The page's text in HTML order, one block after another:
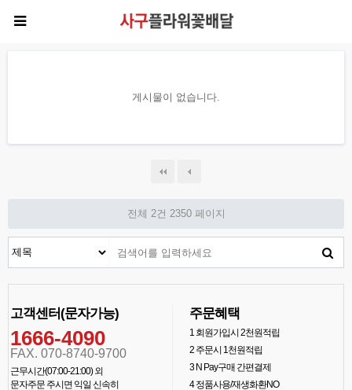
게시물이 없습니다.
전체 2건 2350 페이지
고객센터(문자가능)
1666-4090
FAX. 070-8740-9700
근무시간(07:00-21:00) 외
문자주문 주시면 익일 신속히
주문혜택
1회원가입시 2천원적립
2주문시 1천원적립
3N Pay구매 간편결제
4정품사용/재생화환NO